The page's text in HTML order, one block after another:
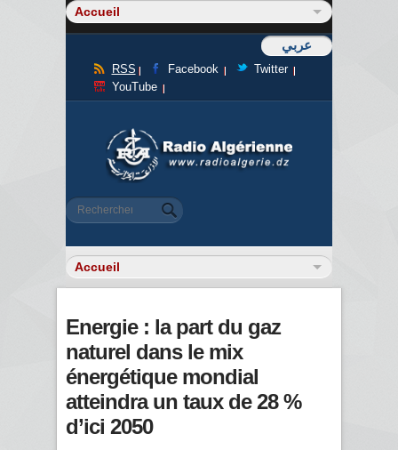
عربي
RSS Facebook
Twitter
YouTube
Formulaire de recherche
Rechercher
Energie : la part du gaz
naturel dans le mix
énergétique mondial
atteindra un taux de 28 %
d’ici 2050